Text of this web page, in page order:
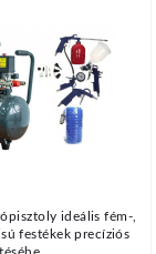
ideális fém-,
festékek precíziós